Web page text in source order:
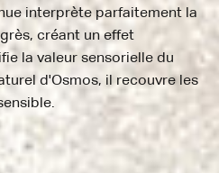
interprète parfaitement la
créant un effet
la valeur sensorielle du
d'Osmos, il recouvre les